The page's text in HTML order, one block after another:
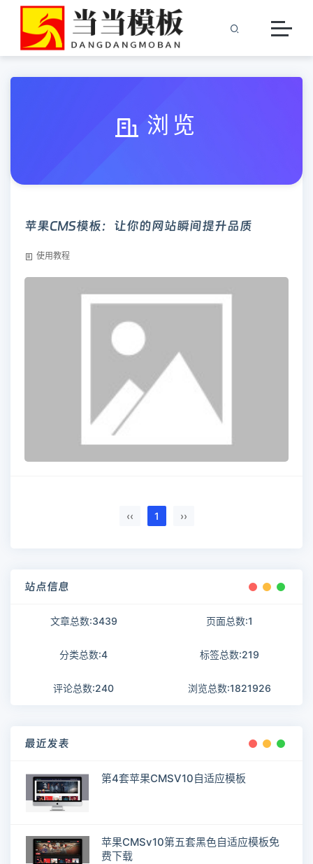
浏览
苹果CMS模板：让你的网站瞬间提升品质
使用教程
‹‹ 1 ››
站点信息
文章总数:3439 页面总数:1
分类总数:4 标签总数:219
评论总数:240 浏览总数:1821926
最近发表
第4套苹果CMSV10自适应模板
苹果CMSv10第五套黑色自适应模板免
费下载